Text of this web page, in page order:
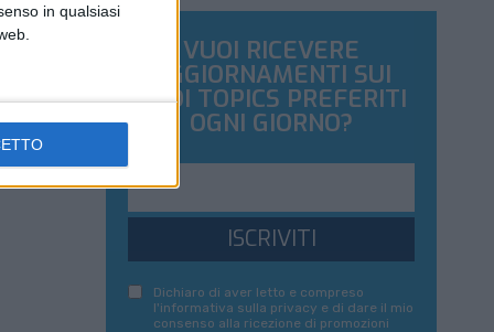
in qualsiasi
VUOI RICEVERE
AGGIORNAMENTI SUI
TUOI TOPICS PREFERITI
OGNI GIORNO?
ISCRIVITI
Dichiaro di aver letto e compreso
l'informativa sulla privacy e di dare il mio
consenso alla ricezione di promozioni